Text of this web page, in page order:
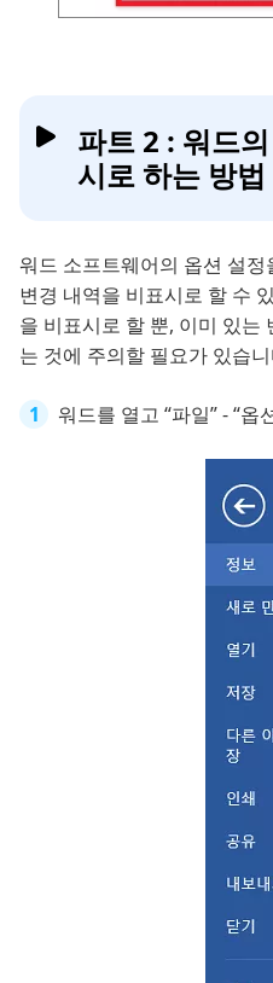
파트 2 : 워드
시로 하는 방법
워드 소프트웨어의 옵션 설
변경 내역을 비표시로 할 수
을 비표시로 할 뿐, 이미 있는
는 것에 주의할 필요가 있습
워드를 열고 “파일” - “옵